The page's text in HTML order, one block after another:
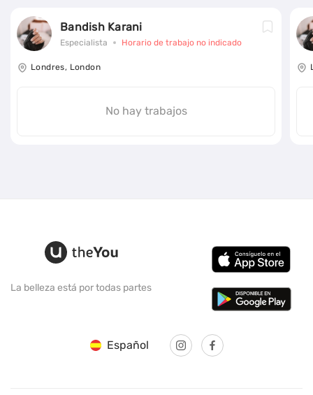
Bandish Karani
Especialista Horario de trabajo no indicado
Londres, London
No hay trabajos
La belleza está por todas partes
Español